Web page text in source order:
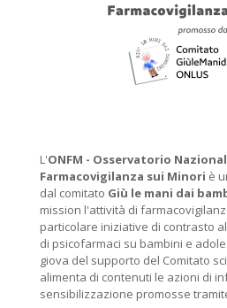
L'ONFM - Osservatorio
Farmacovigilanza sui Minori è
dal comitato Giù le mani dai
mission l'attività di
particolare iniziative di contrasto
di psicofarmaci su bambini e
giova del supporto del Comitato
alimenta di contenuti le azioni di
sensibilizzazione promosse